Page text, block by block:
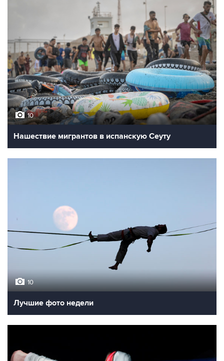
10
Нашествие мигрантов в испанскую Сеуту
10
Лучшие фото недели